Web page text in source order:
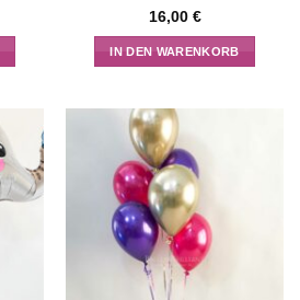
16,00 €
IN DEN WARENKORB